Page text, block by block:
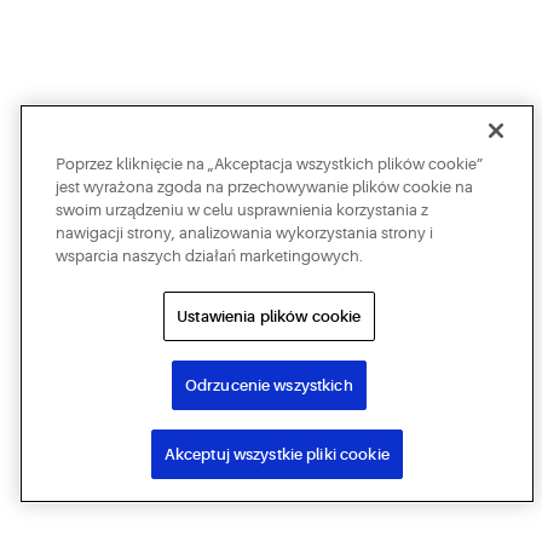
Poprzez kliknięcie na „Akceptacja wszystkich plików cookie”
jest wyrażona zgoda na przechowywanie plików cookie na
swoim urządzeniu w celu usprawnienia korzystania z
nawigacji strony, analizowania wykorzystania strony i
wsparcia naszych działań marketingowych.
Ustawienia plików cookie
Odrzucenie wszystkich
Akceptuj wszystkie pliki cookie